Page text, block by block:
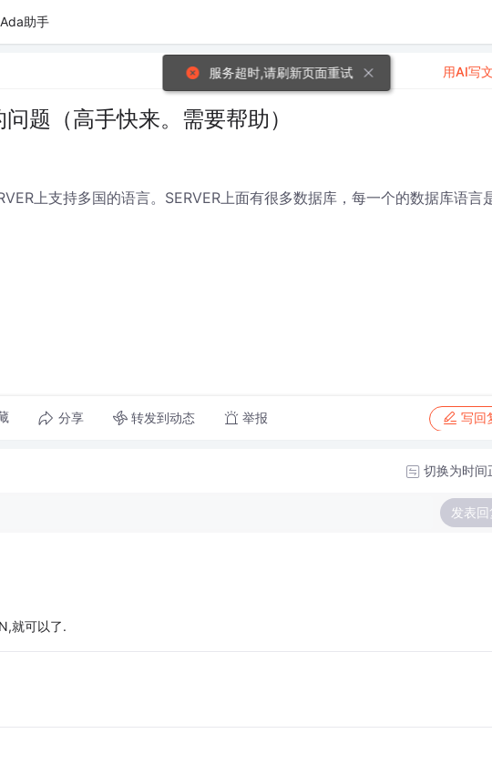
Ada助手
题（高手快来。需要帮助）
上支持多国的语言。SERVER上面有很多数据库，每一个的数据库语言
分享 转发到动态 举报 写回
用AI写
切换为时间
发表回
就可以了.
服务超时,请刷新页面重试